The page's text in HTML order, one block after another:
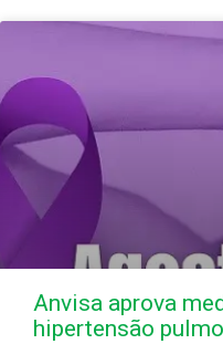
Anvisa aprova
hipertensão